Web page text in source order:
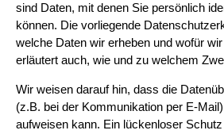
sind Daten, mit denen Sie persönlich
können. Die vorliegende
welche Daten wir erheben und wofür
erläutert auch, wie und zu welchem
Wir weisen darauf hin, dass die
(z.B. bei der Kommunikation per E-
aufweisen kann. Ein lückenloser